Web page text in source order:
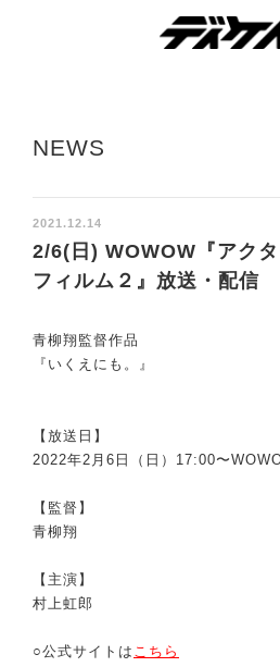
NEWS
2021.12.14
2/6(日) WOWOW『アクタ
フィルム２』放送・配信
青柳翔監督作品
『いくえにも。』
【放送日】
2022年2月6日（日）17:00〜
【監督】
青柳翔
【主演】
村上虹郎
○公式サイトは こちら